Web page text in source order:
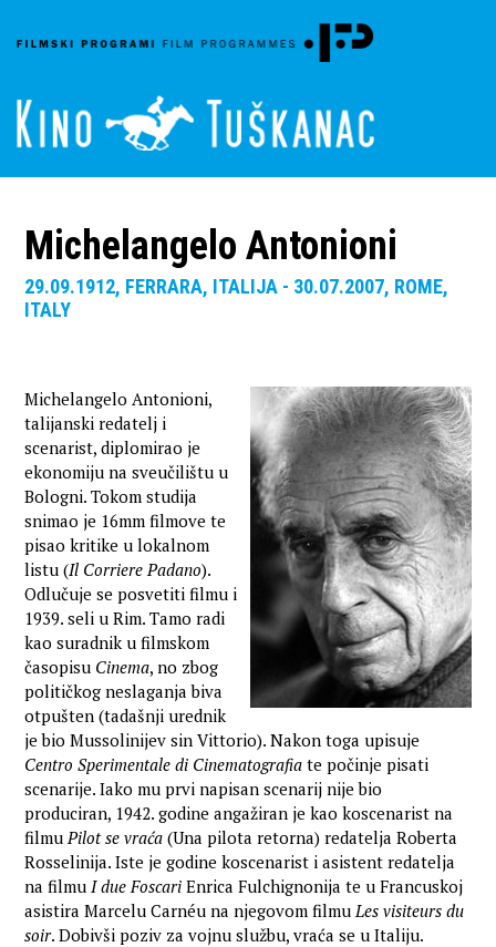
Michelangelo Antonioni
29.09.1912, FERRARA, ITALIJA - 30.07.2007, ROME,
ITALY
Michelangelo Antonioni,
talijanski redatelj i
scenarist, diplomirao je
ekonomiju na sveučilištu u
Bologni. Tokom studija
snimao je 16mm filmove te
pisao kritike u lokalnom
listu (Il Corriere Padano).
Odlučuje se posvetiti filmu i
1939. seli u Rim. Tamo radi
kao suradnik u filmskom
časopisu Cinema, no zbog
političkog neslaganja biva
otpušten (tadašnji urednik
je bio Mussolinijev sin Vittorio). Nakon toga upisuje
Centro Sperimentale di Cinematografia te počinje pisati
scenarije. Iako mu prvi napisan scenarij nije bio
produciran, 1942. godine angažiran je kao koscenarist na
filmuPilot se vraća (Una pilota retorna) redatelja Roberta
Rosselinija. Iste je godine koscenarist i asistent redatelja
na filmuI due Foscari Enrica Fulchignonija te u Francuskoj
asistira Marcelu Carnéu na njegovom filmuLes visiteurs du
soir. Dobivši poziv za vojnu službu, vraća se u Italiju.